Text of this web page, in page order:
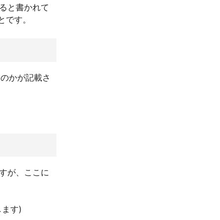
と書かれて
す。
かが記載さ
が、ここに
す)